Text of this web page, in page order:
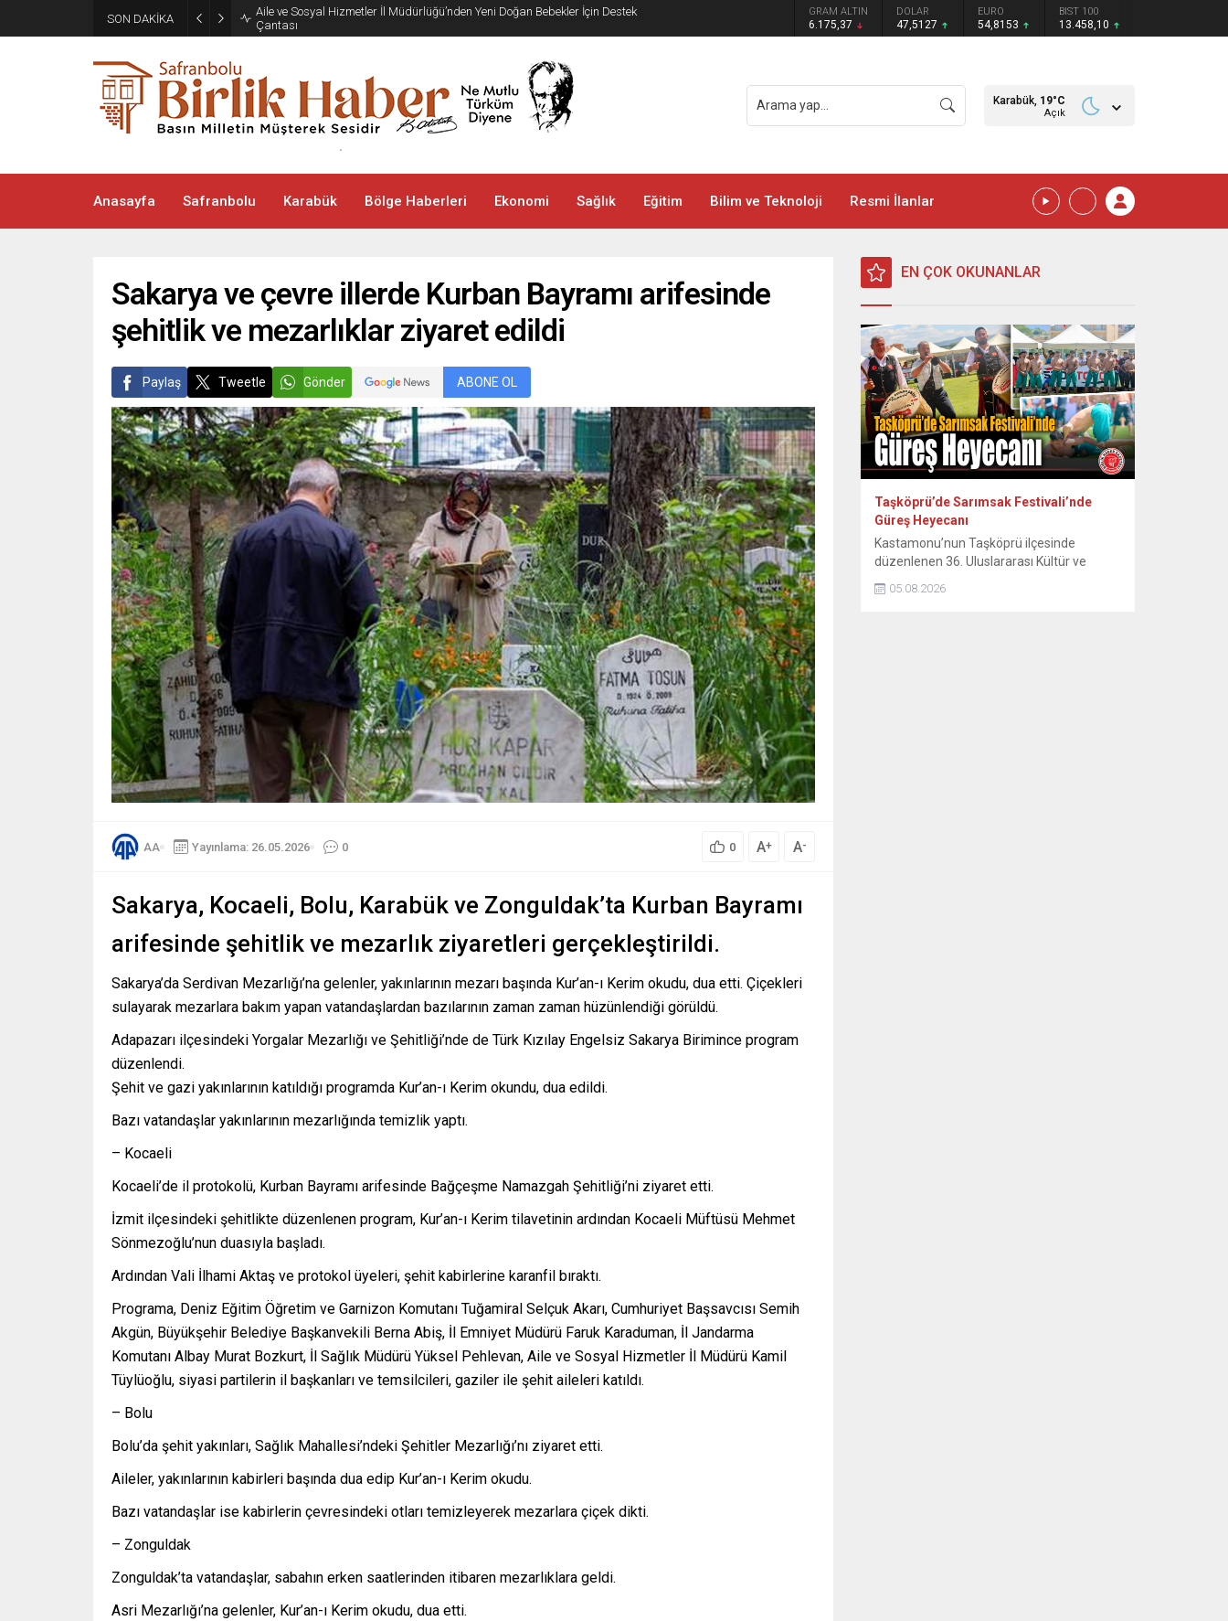
SON DAKİKA
Aile ve Sosyal Hizmetler İl Müdürlüğü’nden Yeni Doğan Bebekler İçin Destek
Çantası
GRAM ALTIN
6.175,37
DOLAR
47,5127
EURO
54,8153
BIST 100
13.458,10
Karabük, 19°C
Açık
Anasayfa Safranbolu Karabük Bölge Haberleri Ekonomi Sağlık Eğitim Bilim ve Teknoloji Resmi İlanlar
Sakarya ve çevre illerde Kurban Bayramı arifesinde
şehitlik ve mezarlıklar ziyaret edildi
Paylaş Tweetle Gönder ABONE OL
AA Yayınlama: 26.05.2026 0 0 A+ A-
Sakarya, Kocaeli, Bolu, Karabük ve Zonguldak’ta Kurban Bayramı
arifesinde şehitlik ve mezarlık ziyaretleri gerçekleştirildi.
Sakarya’da Serdivan Mezarlığı’na gelenler, yakınlarının mezarı başında Kur’an-ı Kerim okudu, dua etti. Çiçekleri
sulayarak mezarlara bakım yapan vatandaşlardan bazılarının zaman zaman hüzünlendiği görüldü.
Adapazarı ilçesindeki Yorgalar Mezarlığı ve Şehitliği’nde de Türk Kızılay Engelsiz Sakarya Birimince program
düzenlendi.
Şehit ve gazi yakınlarının katıldığı programda Kur’an-ı Kerim okundu, dua edildi.
Bazı vatandaşlar yakınlarının mezarlığında temizlik yaptı.
– Kocaeli
Kocaeli’de il protokolü, Kurban Bayramı arifesinde Bağçeşme Namazgah Şehitliği’ni ziyaret etti.
İzmit ilçesindeki şehitlikte düzenlenen program, Kur’an-ı Kerim tilavetinin ardından Kocaeli Müftüsü Mehmet
Sönmezoğlu’nun duasıyla başladı.
Ardından Vali İlhami Aktaş ve protokol üyeleri, şehit kabirlerine karanfil bıraktı.
Programa, Deniz Eğitim Öğretim ve Garnizon Komutanı Tuğamiral Selçuk Akarı, Cumhuriyet Başsavcısı Semih
Akgün, Büyükşehir Belediye Başkanvekili Berna Abiş, İl Emniyet Müdürü Faruk Karaduman, İl Jandarma
Komutanı Albay Murat Bozkurt, İl Sağlık Müdürü Yüksel Pehlevan, Aile ve Sosyal Hizmetler İl Müdürü Kamil
Tüylüoğlu, siyasi partilerin il başkanları ve temsilcileri, gaziler ile şehit aileleri katıldı.
– Bolu
Bolu’da şehit yakınları, Sağlık Mahallesi’ndeki Şehitler Mezarlığı’nı ziyaret etti.
Aileler, yakınlarının kabirleri başında dua edip Kur’an-ı Kerim okudu.
Bazı vatandaşlar ise kabirlerin çevresindeki otları temizleyerek mezarlara çiçek dikti.
– Zonguldak
Zonguldak’ta vatandaşlar, sabahın erken saatlerinden itibaren mezarlıklara geldi.
Asri Mezarlığı’na gelenler, Kur’an-ı Kerim okudu, dua etti.
EN ÇOK OKUNANLAR
Taşköprü’de Sarımsak Festivali’nde
Güreş Heyecanı
Kastamonu’nun Taşköprü ilçesinde
düzenlenen 36. Uluslararası Kültür ve
Karakucak Türkiye Şampiyonası ile
05.08.2026